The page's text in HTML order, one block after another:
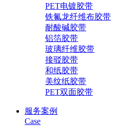
PET电镀胶带
铁氟龙纤维布胶带
耐酸碱胶带
铝箔胶带
玻璃纤维胶带
接驳胶带
和纸胶带
美纹纸胶带
PET双面胶带
服务案例
Case